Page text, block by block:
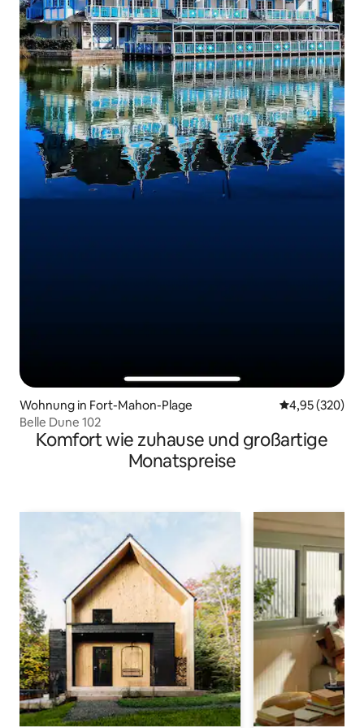
Wohnung in Fort-Mahon-Plage
4,95 (320)
Belle Dune 102
Komfort wie zuhause und großartige
Monatspreise